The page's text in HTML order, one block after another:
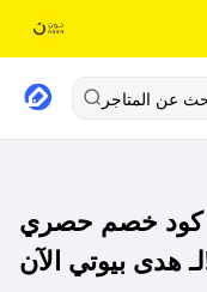
عن المتاجر
كود خصم حصري